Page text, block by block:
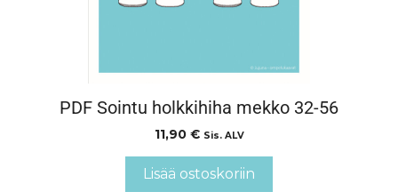
PDF Sointu holkkihiha mekko 32-56
11,90 € Sis. ALV
Lisää ostoskoriin